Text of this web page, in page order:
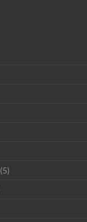
(5)